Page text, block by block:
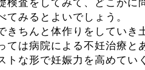
検査をしてみて、どこかに
みるとよいでしょう。
きちんと体作りをしていき
ては病院による不妊治療と
トな形で妊娠力を高めてい